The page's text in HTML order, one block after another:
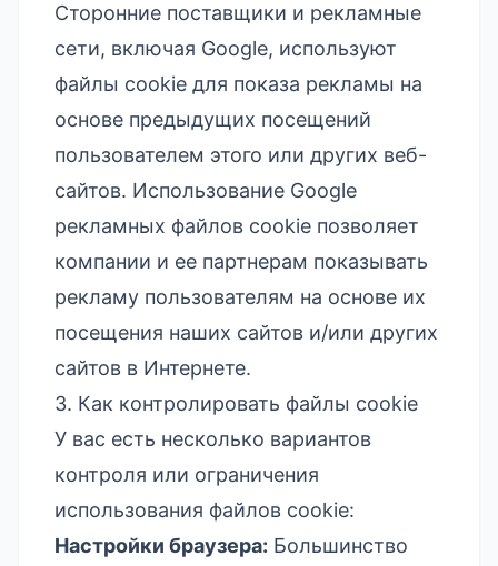
Сторонние поставщики и рекламные
сети, включая Google, используют
файлы cookie для показа рекламы на
основе предыдущих посещений
пользователем этого или других веб-
сайтов. Использование Google
рекламных файлов cookie позволяет
компании и ее партнерам показывать
рекламу пользователям на основе их
посещения наших сайтов и/или других
сайтов в Интернете.
3. Как контролировать файлы cookie
У вас есть несколько вариантов
контроля или ограничения
использования файлов cookie:
Настройки браузера: Большинство